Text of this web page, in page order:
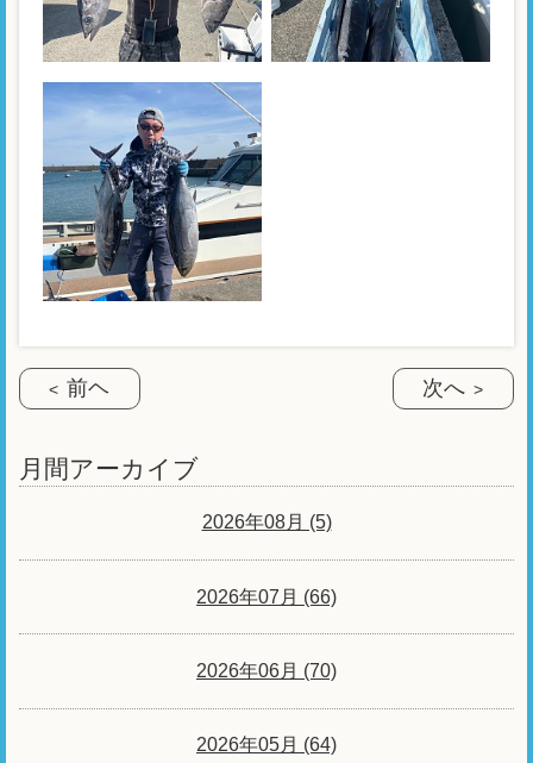
前ヘ 次へ
月間アーカイブ
2026年08月 (5)
2026年07月 (66)
2026年06月 (70)
2026年05月 (64)